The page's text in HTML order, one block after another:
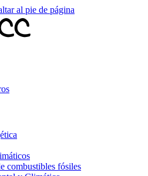
al pie de página
combustibles fósiles